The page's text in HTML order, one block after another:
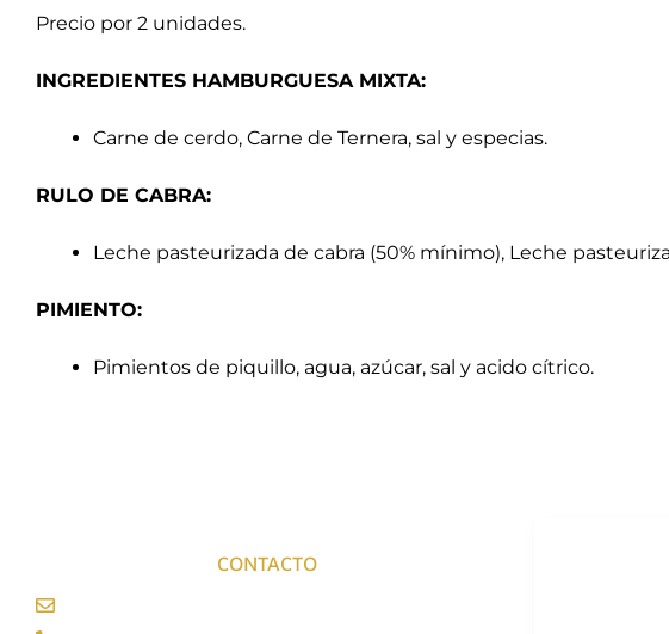
Precio por 2 unidades.
INGREDIENTES HAMBURGUESA MIXTA:
Carne de cerdo, Carne de Ternera, sal y especias.
RULO DE CABRA:
Leche pasteurizada de cabra (50% mínimo), Leche
PIMIENTO:
Pimientos de piquillo, agua, azúcar, sal y acido cítrico.
CONTACTO